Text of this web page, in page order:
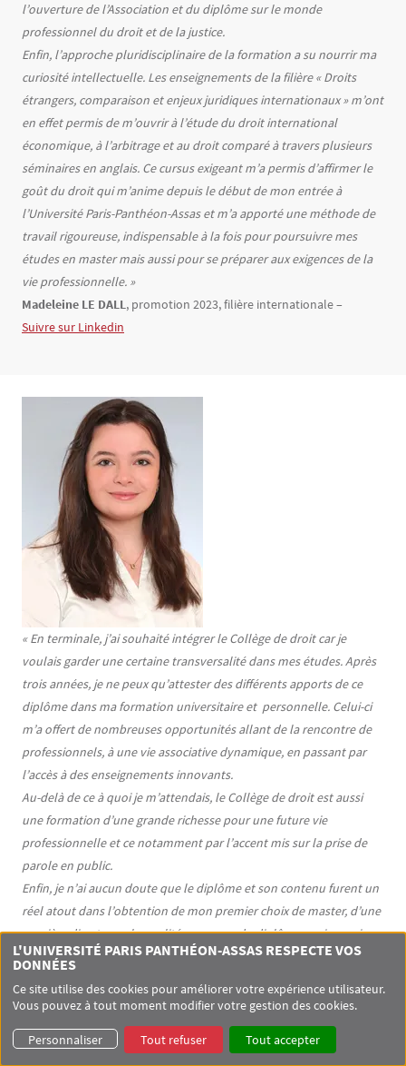
l’ouverture de l’Association et du diplôme sur le monde
professionnel du droit et de la justice.
Enfin, l’approche pluridisciplinaire de la formation a su nourrir ma
curiosité intellectuelle. Les enseignements de la filière « Droits
étrangers, comparaison et enjeux juridiques internationaux » m’ont
en effet permis de m’ouvrir à l’étude du droit international
économique, à l’arbitrage et au droit comparé à travers plusieurs
séminaires en anglais. Ce cursus exigeant m’a permis d’affirmer le
goût du droit qui m’anime depuis le début de mon entrée à
l’Université Paris-Panthéon-Assas et m’a apporté une méthode de
travail rigoureuse, indispensable à la fois pour poursuivre mes
études en master mais aussi pour se préparer aux exigences de la
vie professionnelle. »
Madeleine LE DALL, promotion 2023, filière internationale –
Suivre sur Linkedin
Texte
« En terminale, j’ai souhaité intégrer le Collège de droit car je
voulais garder une certaine transversalité dans mes études. Après
trois années, je ne peux qu’attester des différents apports de ce
diplôme dans ma formation universitaire et personnelle. Celui-ci
m’a offert de nombreuses opportunités allant de la rencontre de
professionnels, à une vie associative dynamique, en passant par
l’accès à des enseignements innovants.
Au-delà de ce à quoi je m’attendais, le Collège de droit est aussi
une formation d’une grande richesse pour une future vie
professionnelle et ce notamment par l’accent mis sur la prise de
parole en public.
Enfin, je n’ai aucun doute que le diplôme et son contenu furent un
réel atout dans l’obtention de mon premier choix de master, d’une
manière directe par la qualité reconnue du diplôme, mais aussi
d’une manière plus indirecte par le raisonnement que j’ai pu
Clémence MAILLARD, promotion 2023 –Suivre sur Linkedin
L'UNIVERSITÉ PARIS PANTHÉON-ASSAS RESPECTE VOS
DONNÉES
Ce site utilise des cookies pour améliorer votre expérience utilisateur.
Vous pouvez à tout moment modifier votre gestion des cookies.
Personnaliser Tout refuser Tout accepter